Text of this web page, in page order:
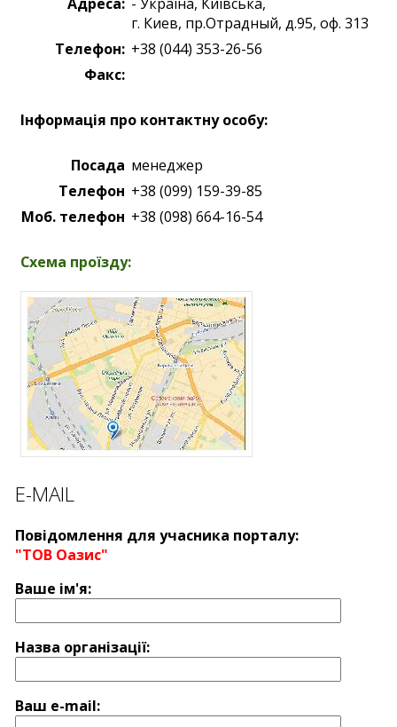
г. Киев, пр.Отрадный, д.95, оф. 313
Телефон: +38 (044) 353-26-56
Факс:
Iнформація про контактну особу:
Посада менеджер
Телефон +38 (099) 159-39-85
Моб. телефон +38 (098) 664-16-54
Схема проїзду:
E-MAIL
Повідомлення для учасника порталу:
"ТОВ Оазис"
Ваше ім'я:
Назва оргaнізації:
Ваш e-mail: